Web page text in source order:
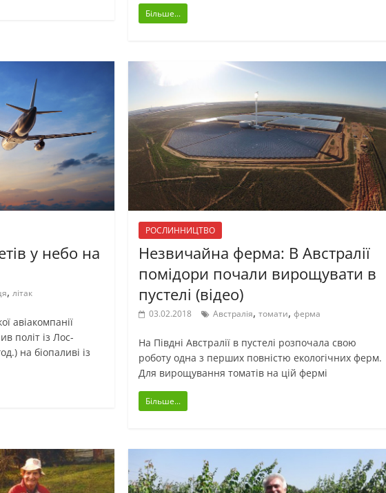
Більше...
у небо на
, літак
авіакомпанії
політ із Лос-
на біопаливі із
РОСЛИННИЦТВО
Незвичайна ферма: В Австралії
помідори почали вирощувати в
пустелі (відео)
03.02.2018 Австралія,томати,ферма
На Півдні Австралії в пустелі розпочала свою
роботу одна з перших повністю екологічних ферм.
Для вирощування томатів на цій фермі
Більше...